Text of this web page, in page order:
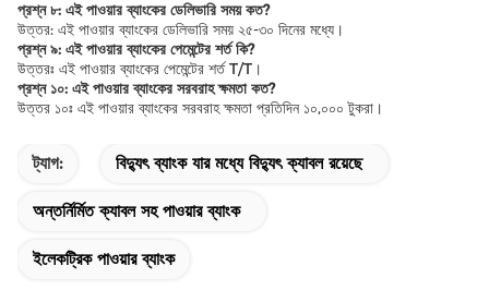
প্রশ্ন ৮: এই পাওয়ার ব্যাংকের ডেলিভারি সময় কত?
উত্তর: এই পাওয়ার ব্যাংকের ডেলিভারি সময় ২৫-৩০ দিনের মধ্যে।
প্রশ্ন ৯: এই পাওয়ার ব্যাংকের পেমেন্টের শর্ত কি?
উত্তরঃ এই পাওয়ার ব্যাংকের পেমেন্টের শর্ত T/T।
প্রশ্ন ১০: এই পাওয়ার ব্যাংকের সরবরাহ ক্ষমতা কত?
উত্তর ১০ঃ এই পাওয়ার ব্যাংকের সরবরাহ ক্ষমতা প্রতিদিন ১০,০০০ টুকরা।
ট্যাগ: বিদ্যুৎ ব্যাংক যার মধ্যে বিদ্যুৎ ক্যাবল রয়েছে
অন্তর্নির্মিত ক্যাবল সহ পাওয়ার ব্যাংক
ইলেকট্রিক পাওয়ার ব্যাংক